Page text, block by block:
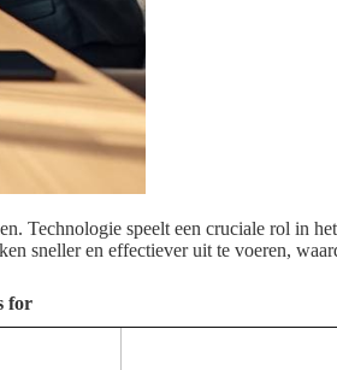
Technologie speelt een cruciale rol in
sneller en effectiever uit te voeren,
for